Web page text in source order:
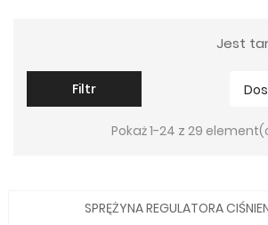
Jest
Filtr
Pokaż 1-24 z 29
SPRĘŻYNA REGULATORA